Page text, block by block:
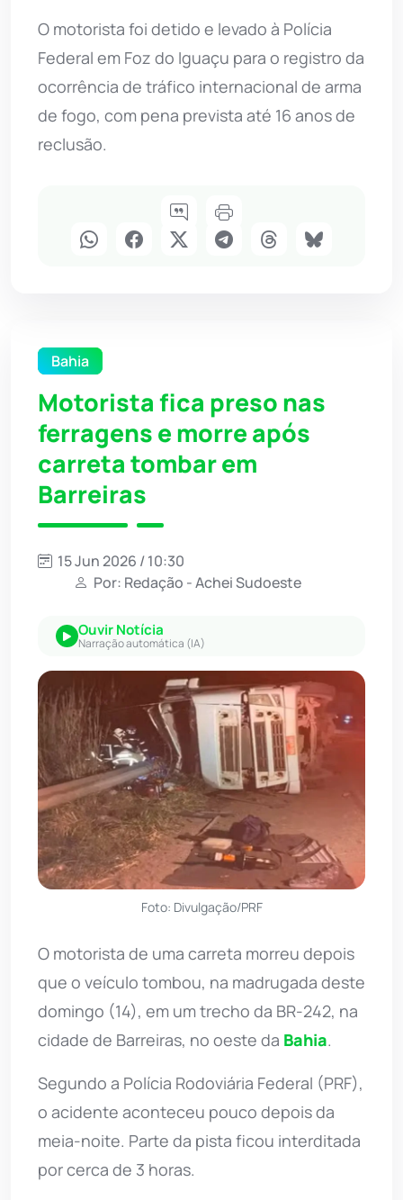
O motorista foi detido e levado à Polícia
Federal em Foz do Iguaçu para o registro da
ocorrência de tráfico internacional de arma
de fogo, com pena prevista até 16 anos de
reclusão.
Bahia
Motorista fica preso nas
ferragens e morre após
carreta tombar em
Barreiras
15 Jun 2026 / 10:30
Por: Redação - Achei Sudoeste
Ouvir Notícia
Narração automática (IA)
Foto: Divulgação/PRF
O motorista de uma carreta morreu depois
que o veículo tombou, na madrugada deste
domingo (14), em um trecho da BR-242, na
cidade de Barreiras, no oeste da Bahia.
Segundo a Polícia Rodoviária Federal (PRF),
o acidente aconteceu pouco depois da
meia-noite. Parte da pista ficou interditada
por cerca de 3 horas.